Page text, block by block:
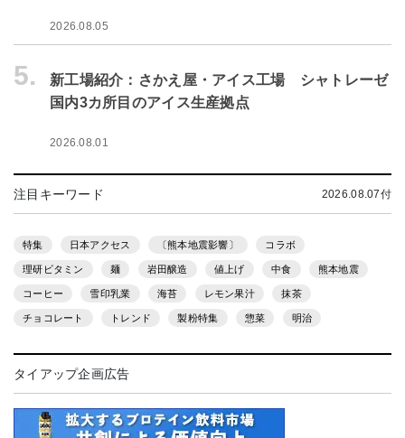
2026.08.05
5.
新工場紹介：さかえ屋・アイス工場 シャトレーゼ
国内3カ所目のアイス生産拠点
2026.08.01
注目キーワード 2026.08.07付
特集 日本アクセス 〔熊本地震影響〕 コラボ
理研ビタミン 麺 岩田醸造 値上げ 中食 熊本地震
コーヒー 雪印乳業 海苔 レモン果汁 抹茶
チョコレート トレンド 製粉特集 惣菜 明治
タイアップ企画広告